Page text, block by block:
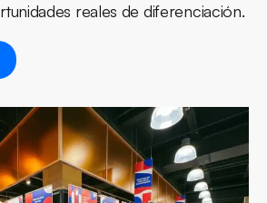
reales de diferenciación.